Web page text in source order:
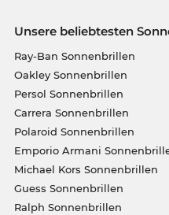
Unsere beliebtesten
Ray-Ban Sonnenbrillen
Oakley Sonnenbrillen
Persol Sonnenbrillen
Carrera Sonnenbrillen
Polaroid Sonnenbrillen
Emporio Armani
Michael Kors Sonnenbrillen
Guess Sonnenbrillen
Ralph Sonnenbrillen